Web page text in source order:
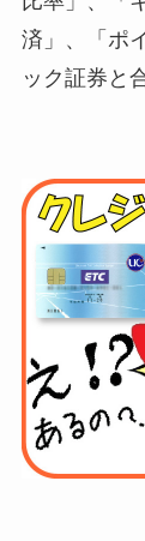
済」、「ポ
ック証券と